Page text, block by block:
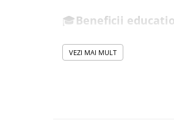
Jucarii Interactive & Sensoriale
Jocuri de Constructie & Asamblare
🎓Beneficii
Stimuleaza
urgenta si povesti
VEZI MAI MULT